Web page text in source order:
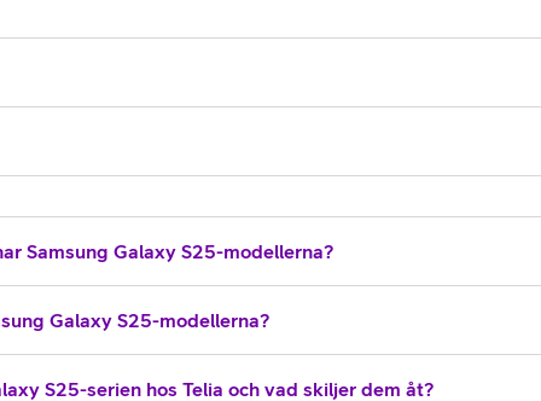
Samsung Galaxy S25-modellerna?
Galaxy S25-modellerna?
S25-serien hos Telia och vad skiljer dem åt?